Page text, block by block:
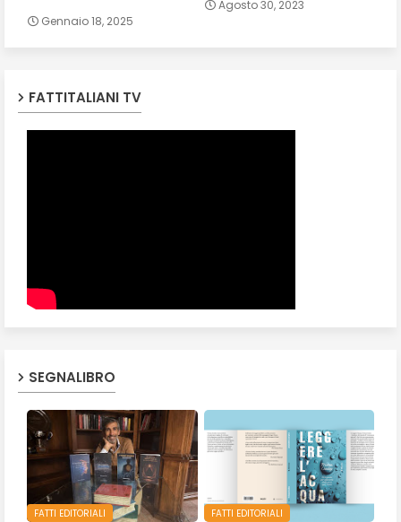
Gennaio 18, 2025
Agosto 30, 2023
FATTITALIANI TV
SEGNALIBRO
FATTI EDITORIALI FATTI EDITORIALI